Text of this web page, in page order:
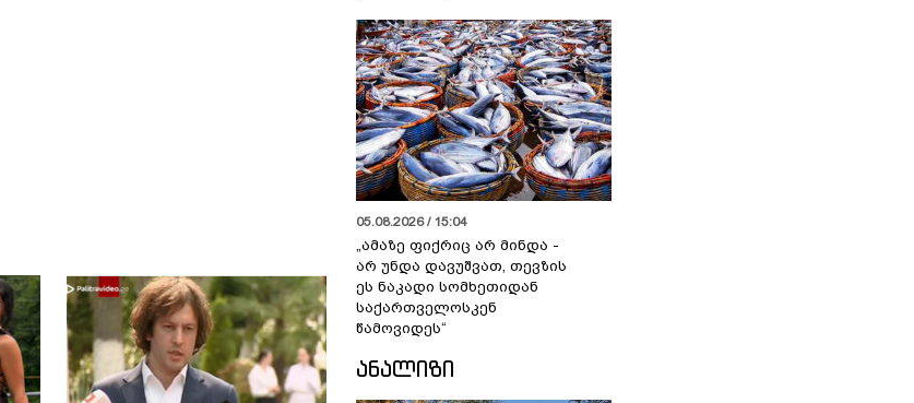
05.08.2026 / 15:04
„ამაზე ფიქრიც არ მინდა -
არ უნდა დავუშვათ, თევზის
ეს ნაკადი სომხეთიდან
საქართველოსკენ
წამოვიდეს“
ᲐᲜᲐᲚᲘᲖᲘ